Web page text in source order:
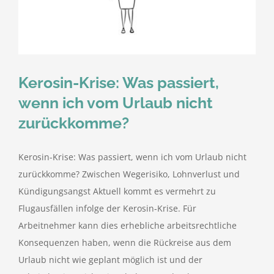
Blog
Impressum
Datenschutzerklärung
Kerosin-Krise: Was passiert,
wenn ich vom Urlaub nicht
zurückkomme?
Kerosin-Krise: Was passiert, wenn ich vom Urlaub nicht
zurückkomme? Zwischen Wegerisiko, Lohnverlust und
Kündigungsangst Aktuell kommt es vermehrt zu
Flugausfällen infolge der Kerosin‑Krise. Für
Arbeitnehmer kann dies erhebliche arbeitsrechtliche
Konsequenzen haben, wenn die Rückreise aus dem
Urlaub nicht wie geplant möglich ist und der